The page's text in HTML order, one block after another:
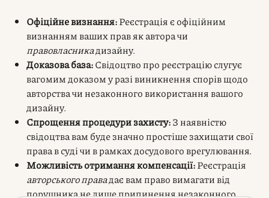
Офіційне визнання:Реєстрація є офіційним
визнанням ваших прав як автора чи
правовласникадизайну.
Доказова база:Свідоцтво про реєстрацію слугує
вагомим доказом у разі виникнення спорів щодо
авторства чи незаконного використання вашого
дизайну.
Спрощення процедури захисту:З наявністю
свідоцтва вам буде значно простіше захищати свої
права в суді чи в рамках досудового врегулювання.
Можливість отримання компенсації:Реєстрація
авторського правадає вам право вимагати від
порушника не лише припинення незаконного